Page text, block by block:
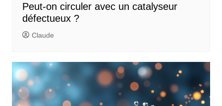
Peut-on circuler avec un catalyseur
défectueux ?
Claude